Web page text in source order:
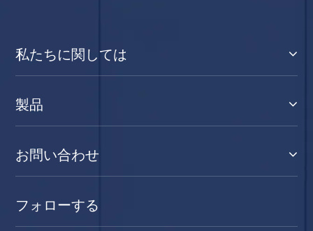
私たちに関しては
製品
お問い合わせ
フォローする